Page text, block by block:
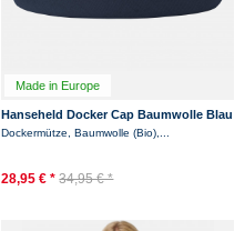
Made in Europe
Hanseheld Docker Cap Baumwolle Blau
Kurz Flach Fischermütze
Dockermütze, Baumwolle (Bio),...
28,95 € * 34,95 € *